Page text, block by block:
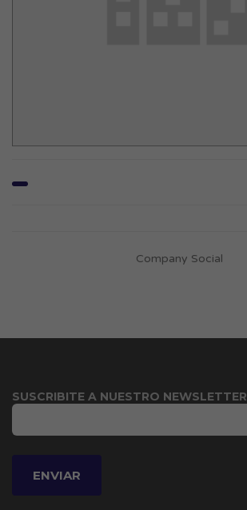
Company Social
SUSCRIBITE A NUESTRO NEWSLETTER